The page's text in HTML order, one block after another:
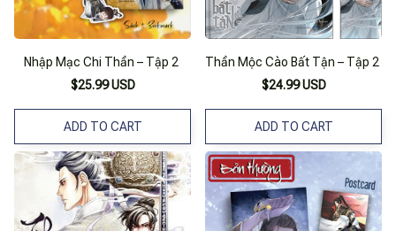
Nhập Mạc Chi Thần – Tập 2
$25.99 USD
ADD TO CART
Thần Mộc Cào Bất Tận – Tập 2
$24.99 USD
ADD TO CART